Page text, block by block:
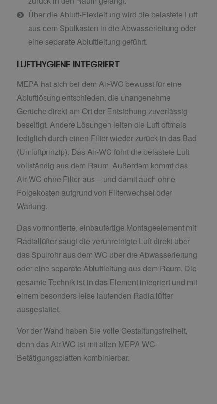
Über die Abluft-Flexleitung wird die belastete Luft
aus dem Spülkasten in die Abwasserleitung oder
eine separate Abluftleitung geführt.
LUFTHYGIENE INTEGRIERT
MEPA hat sich bei dem Air-WC bewusst für eine
Abluftlösung entschieden, die unangenehme
Gerüche direkt am Ort der Entstehung zuverlässig
beseitigt. Andere Lösungen leiten die Luft oftmals
lediglich durch einen Filter wieder zurück in das Bad
(Umluftprinzip). Das Air-WC führt die belastete Luft
vollständig aus dem Raum. Außerdem kommt das
Air-WC ohne Filter aus – und damit auch ohne
Folgekosten aufgrund von Filterwechsel oder
Wartung.
Das vormontierte, einbaufertige Montageelement mit
Radiallüfter saugt die verunreinigte Luft direkt über
das Spülrohr aus dem WC über die Abwasserleitung
oder eine separate Abluftleitung aus dem Raum. Die
gesamte Technik ist in das Element integriert und mit
einem besonders leise laufenden Radiallüfter
ausgestattet.
Vor der Wand haben Sie volle Gestaltungsfreiheit,
denn das Air-WC ist mit allen MEPA WC-
Betätigungsplatten kombinierbar.